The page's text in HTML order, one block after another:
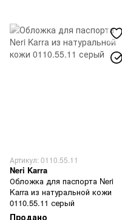
Артикул: 0110.55.11
Neri Karra
Обложка для паспорта Neri
Karra из натуральной кожи
0110.55.11 серый
Продано